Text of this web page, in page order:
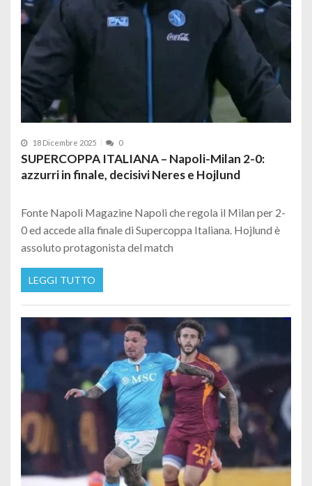
18 Dicembre 2025 0
SUPERCOPPA ITALIANA – Napoli-Milan 2-0:
azzurri in finale, decisivi Neres e Hojlund
Fonte Napoli Magazine Napoli che regola il Milan per 2-
0 ed accede alla finale di Supercoppa Italiana. Hojlund è
assoluto protagonista del match
LEGGI TUTTO